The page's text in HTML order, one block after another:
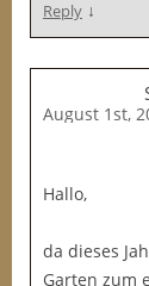
Reply ↓
August 1st,
Hallo,
da dieses
Garten zum